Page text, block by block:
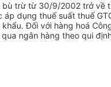
bù trừ từ 30/9/2002 trở
dụng thuế suất thuế
Đối với hàng hoá
ngân hàng theo qui